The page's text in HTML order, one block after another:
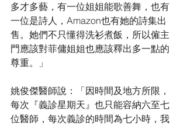
多才多藝，有一位姐姐能歌善舞，也有
一位是詩人，Amazon也有她的詩集出
售。她們不只懂得洗衫煮飯，所以僱主
門應該對菲傭姐姐也應該釋出多一點的
尊重。」
姚俊傑醫師說：「因時間及地方所限，
每次『義診星期天』也只能容納六至七
位醫師，每次義診的時間為七小時，我